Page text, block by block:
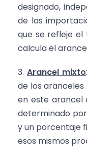
designado,
de las
que se refleje el
calcula el
Arancel mixto
de los
en este arancel
determinado
y un porcentaje
esos mismos